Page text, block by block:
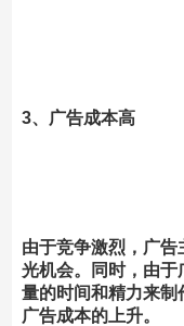
3、广告成本高
由于竞争激烈，广
光机会。同时，由于
量的时间和精力来制
广告成本的上升。